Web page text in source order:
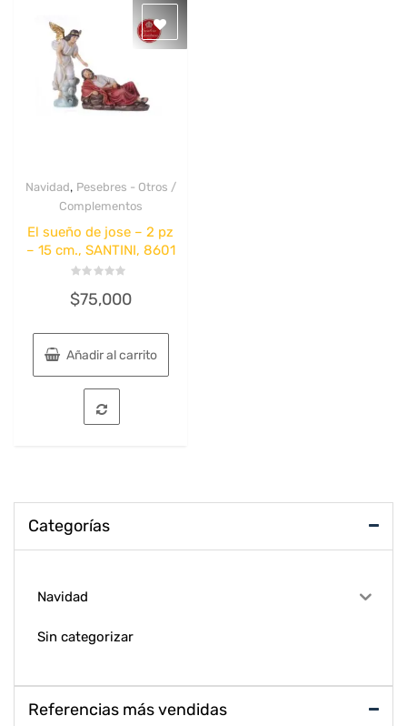
Quick View
Navidad, Pesebres - Otros /
Complementos
El sueño de jose – 2 pz
– 15 cm., SANTINI, 8601
con
0
5
$75,000
Añadir al carrito
Categorías
Navidad
Sin categorizar
Referencias más vendidas